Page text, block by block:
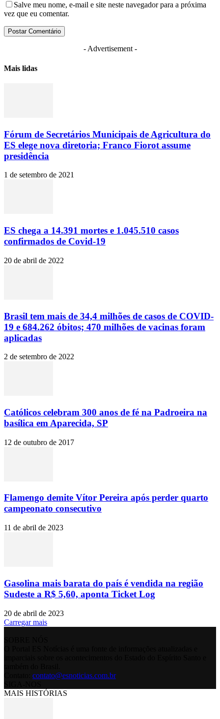
Salve meu nome, e-mail e site neste navegador para a próxima
vez que eu comentar.
- Advertisement -
Mais lidas
Fórum de Secretários Municipais de Agricultura do
ES elege nova diretoria; Franco Fiorot assume
presidência
1 de setembro de 2021
ES chega a 14.391 mortes e 1.045.510 casos
confirmados de Covid-19
20 de abril de 2022
Brasil tem mais de 34,4 milhões de casos de COVID-
19 e 684.262 óbitos; 470 milhões de vacinas foram
aplicadas
2 de setembro de 2022
Católicos celebram 300 anos de fé na Padroeira na
basílica em Aparecida, SP
12 de outubro de 2017
Flamengo demite Vítor Pereira após perder quarto
campeonato consecutivo
11 de abril de 2023
Gasolina mais barata do país é vendida na região
Sudeste a R$ 5,60, aponta Ticket Log
20 de abril de 2023
Carregar mais
contato@esnoticias.com.br
MAIS HISTÓRIAS